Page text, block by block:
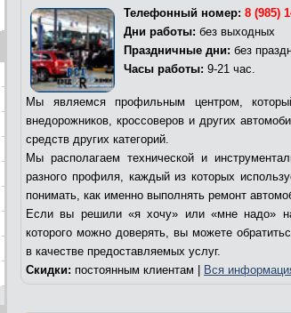
Телефонный номер:8 (985)
Дни работы: без выходных
Праздничные дни: без
Часы работы: 9-21 час.
Мы являемся профильным центром,
внедорожников, кроссоверов и других
средств других категорий.
Мы располагаем технической и
разного профиля, каждый из которых
понимать, как именно выполнять ремонт
Если вы решили «я хочу» или «мне надо»
которого можно доверять, вы можете
в качестве предоставляемых услуг.
Скидки: постоянным клиентам | Вся